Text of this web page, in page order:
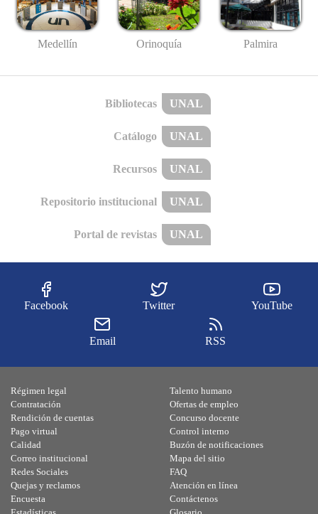
Medellín Orinoquía Palmira
Bibliotecas UNAL
Catálogo UNAL
Recursos UNAL
Repositorio institucional UNAL
Portal de revistas UNAL
Facebook Twitter YouTube
Email RSS
Régimen legal
Contratación
Rendición de cuentas
Pago virtual
Calidad
Talento humano
Ofertas de empleo
Concurso docente
Control interno
Buzón de notificaciones
Correo institucional
Redes Sociales
Quejas y reclamos
Encuesta
Mapa del sitio
FAQ
Atención en línea
Contáctenos